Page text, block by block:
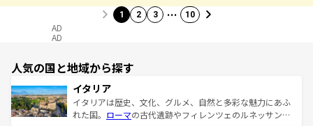
1 2 3 … 10
AD
AD
人気の国と地域から探す
イタリア
イタリアは歴史、文化、グルメ、自然と多彩な魅力にあふ
れた国。 ローマの古代遺跡やフィレンツェのルネッサンス